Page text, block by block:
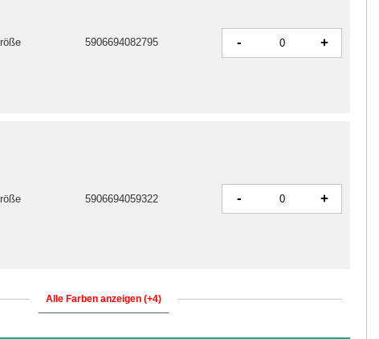
5906694082795 - +
5906694059322 - +
Alle Farben anzeigen (+4)